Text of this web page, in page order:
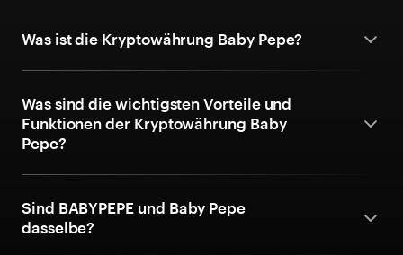
Was ist die Kryptowährung Baby Pepe?
Was sind die wichtigsten Vorteile und
Funktionen der Kryptowährung Baby
Pepe?
Sind BABYPEPE und Baby Pepe
dasselbe?